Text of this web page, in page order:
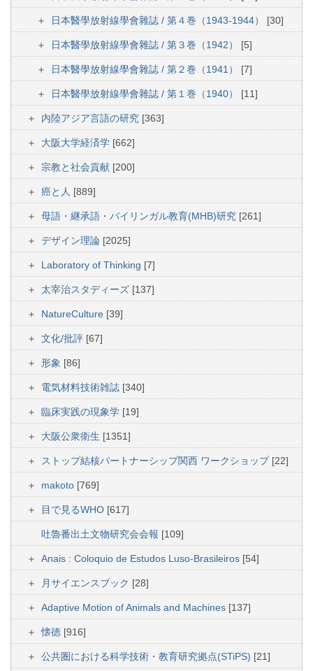
日本醫學放射線學會雜誌 / 第４巻（1943-1944） [30]
日本醫學放射線學會雜誌 / 第３巻（1942） [5]
日本醫學放射線學會雜誌 / 第２巻（1941） [7]
日本醫學放射線學會雜誌 / 第１巻（1940） [11]
内陸アジア言語の研究 [363]
大阪大学経済学 [662]
宗教と社会貢献 [200]
癌と人 [889]
母語・継承語・バイリンガル教育(MHB)研究 [261]
デザイン理論 [2025]
Laboratory of Thinking [7]
太宰治スタディーズ [137]
NatureCulture [39]
文化/批評 [67]
形象 [86]
電気材料技術雑誌 [340]
臨床実践の現象学 [19]
大阪公衆衛生 [1351]
ストップ結核パートナーシップ関西 ワークショップ [22]
makoto [769]
目で見るWHO [617]
吐魯番出土文物研究会会報 [109]
Anais : Coloquio de Estudos Luso-Brasileiros [54]
月サイエンスブック [28]
Adaptive Motion of Animals and Machines [137]
懐徳 [916]
公共圏における科学技術・教育研究拠点(STiPS) [21]